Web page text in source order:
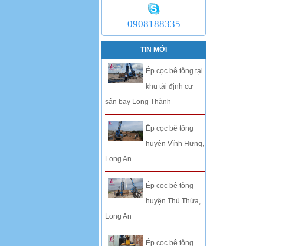
0908188335
TIN MỚI
Ép cọc bê tông tại
khu tái định cư
sân bay Long Thành
Ép cọc bê tông
huyện Vĩnh Hưng,
Long An
Ép cọc bê tông
huyện Thủ Thừa,
Long An
Ép cọc bê tông